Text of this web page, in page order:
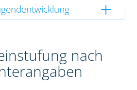
nach